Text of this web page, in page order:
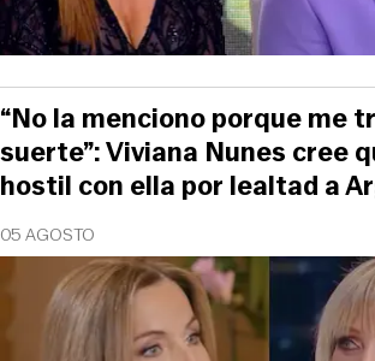
05 AGOSTO
“No la menciono porque me
suerte”: Viviana Nunes cree
hostil con ella por lealtad a